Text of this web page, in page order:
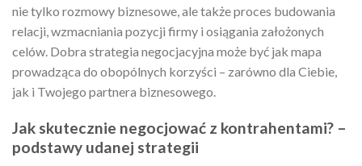
nie tylko rozmowy biznesowe, ale także proces budowania
relacji, wzmacniania pozycji firmy i osiągania założonych
celów. Dobra strategia negocjacyjna może być jak mapa
prowadząca do obopólnych korzyści – zarówno dla Ciebie,
jak i Twojego partnera biznesowego.
Jak skutecznie negocjować z kontrahentami? –
podstawy udanej strategii